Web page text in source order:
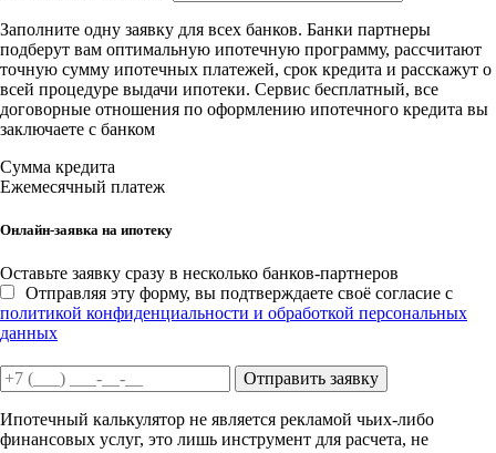
Заполните одну заявку для всех банков. Банки партнеры
подберут вам оптимальную ипотечную программу, рассчитают
точную сумму ипотечных платежей, срок кредита и расскажут о
всей процедуре выдачи ипотеки. Сервис бесплатный, все
договорные отношения по оформлению ипотечного кредита вы
заключаете с банком
Сумма кредита
Ежемесячный платеж
Онлайн-заявка на ипотеку
Оставьте заявку сразу в несколько банков-партнеров
Отправляя эту форму, вы подтверждаете своё согласие с
политикой конфиденциальности и обработкой персональных
данных
Отправить заявку
Ипотечный калькулятор не является рекламой чьих-либо
финансовых услуг, это лишь инструмент для расчета, не